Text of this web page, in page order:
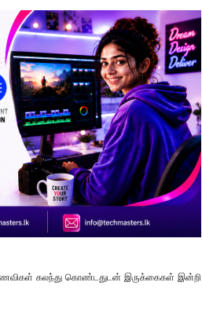
மாணவிகள் கலந்து கொண்டதுடன் இருக்கைகள் இன்றி